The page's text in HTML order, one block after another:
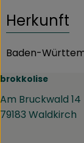
Herkunft
Baden-
brokkolise
Am Bruckwald 14
79183 Waldkirch